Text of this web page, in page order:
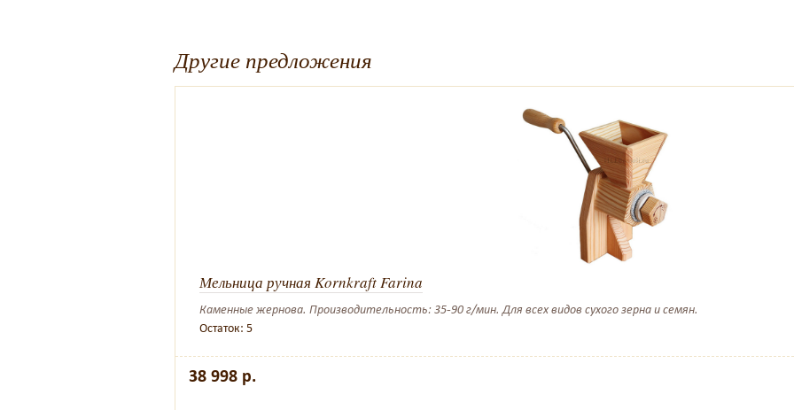
Другие предложения
Мельница ручная Kornkraft Farina
Каменные жернова. Производительность: 35-90 г/мин. Для всех видов сухого зерна и семян.
Остаток: 5
38 998 р.